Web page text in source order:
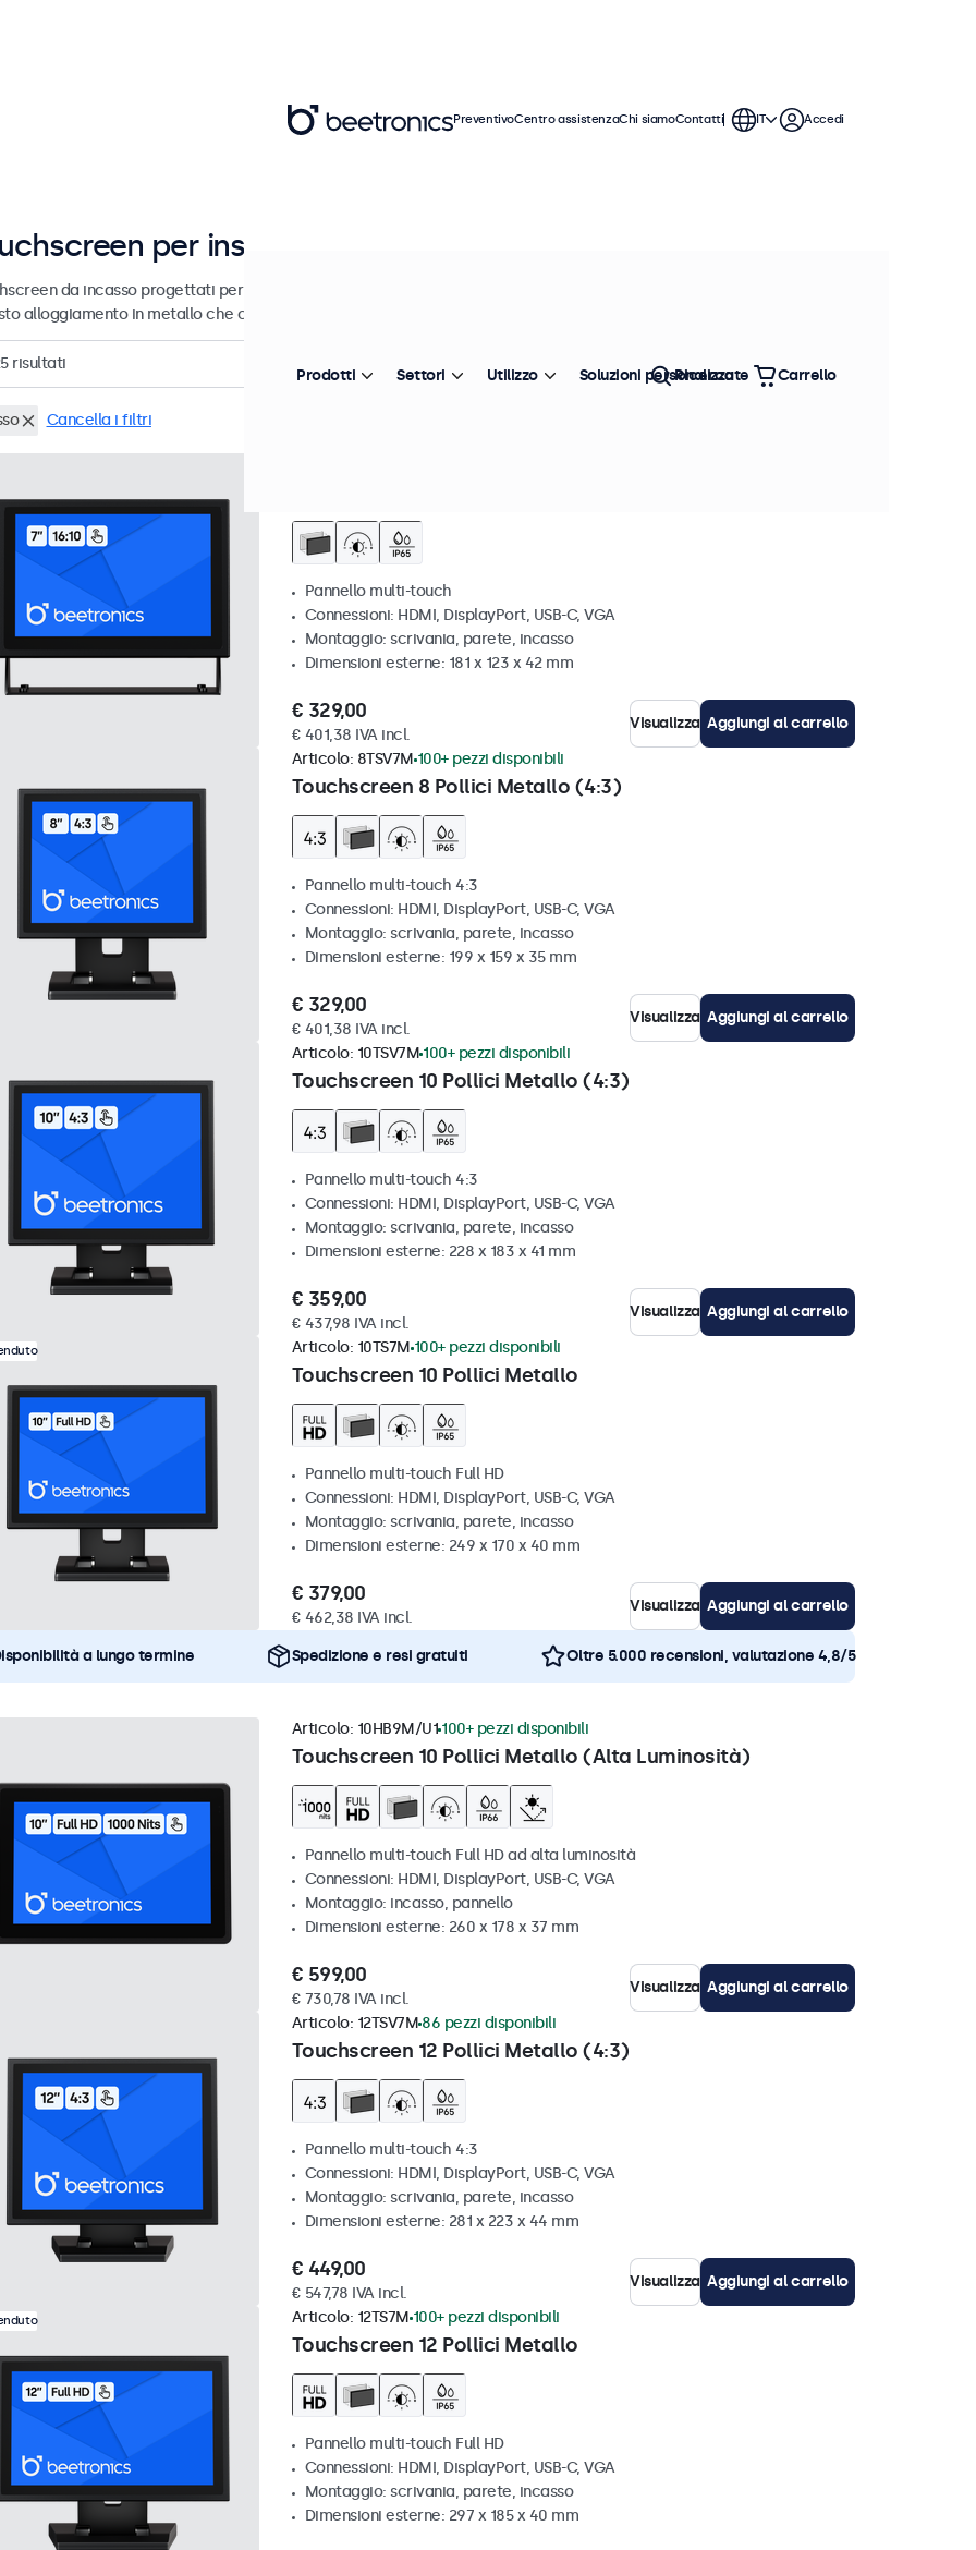
per installazione e integrazione
da incasso progettati per uso professionale e uso continuativo. I monitor touchscreen hanno un
alloggiamento in metallo che consente loro di integrarsi perfettamente in qualsiasi contesto.
risultati Più venduto
Cancella i filtri
Pannello multi-touch
Connessioni: HDMI, DisplayPort, USB-C, VGA
Montaggio: scrivania, parete, incasso
Dimensioni esterne: 181 x 123 x 42 mm
€ 329,00
€ 401,38 IVA incl.
Visualizza Aggiungi al carrello
Touchscreen 8 Pollici Metallo (4:3)
Articolo: 8TSV7M 100+ pezzi disponibili
Pannello multi-touch 4:3
Connessioni: HDMI, DisplayPort, USB-C, VGA
Montaggio: scrivania, parete, incasso
Dimensioni esterne: 199 x 159 x 35 mm
€ 329,00
€ 401,38 IVA incl.
Visualizza Aggiungi al carrello
Touchscreen 10 Pollici Metallo (4:3)
Articolo: 10TSV7M 100+ pezzi disponibili
Pannello multi-touch 4:3
Connessioni: HDMI, DisplayPort, USB-C, VGA
Montaggio: scrivania, parete, incasso
Dimensioni esterne: 228 x 183 x 41 mm
€ 359,00
€ 437,98 IVA incl.
Visualizza Aggiungi al carrello
Touchscreen 10 Pollici Metallo
Articolo: 10TS7M 100+ pezzi disponibili
Pannello multi-touch Full HD
Connessioni: HDMI, DisplayPort, USB-C, VGA
Montaggio: scrivania, parete, incasso
Dimensioni esterne: 249 x 170 x 40 mm
€ 379,00
€ 462,38 IVA incl.
Visualizza Aggiungi al carrello
a lungo termine Spedizione e resi gratuiti Oltre 5.000 recensioni, valutazione 4,8/5
Touchscreen 10 Pollici Metallo (Alta Luminosità)
Articolo: 10HB9M/U1 100+ pezzi disponibili
Pannello multi-touch Full HD ad alta luminosità
Connessioni: HDMI, DisplayPort, USB-C, VGA
Montaggio: incasso, pannello
Dimensioni esterne: 260 x 178 x 37 mm
€ 599,00
€ 730,78 IVA incl.
Visualizza Aggiungi al carrello
Touchscreen 12 Pollici Metallo (4:3)
Articolo: 12TSV7M 86 pezzi disponibili
Pannello multi-touch 4:3
Connessioni: HDMI, DisplayPort, USB-C, VGA
Montaggio: scrivania, parete, incasso
Dimensioni esterne: 281 x 223 x 44 mm
€ 449,00
€ 547,78 IVA incl.
Visualizza Aggiungi al carrello
Touchscreen 12 Pollici Metallo
Articolo: 12TS7M 100+ pezzi disponibili
Pannello multi-touch Full HD
Connessioni: HDMI, DisplayPort, USB-C, VGA
Montaggio: scrivania, parete, incasso
Dimensioni esterne: 297 x 185 x 40 mm
PreventivoCentro assistenzaChi siamoContatti IT Accedi
Prodotti Settori Utilizzo Soluzioni personalizzate
Ricerca Carrello